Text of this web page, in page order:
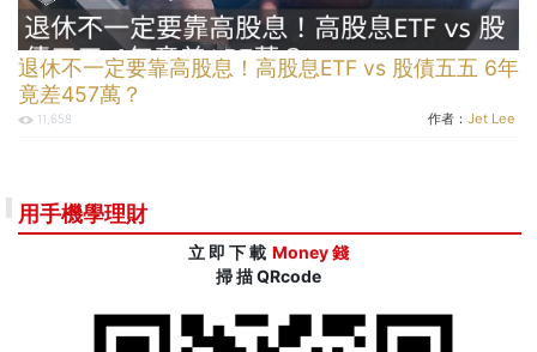
退休不一定要靠高股息！高股息ETF vs 股債五五 6年
竟差457萬？
11,658 作者： Jet Lee
用手機學理財
立 即 下 載 Money 錢
掃 描 QRcode